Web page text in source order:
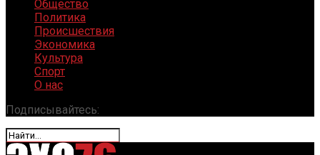
Общество
Политика
Происшествия
Экономика
Культура
Спорт
О нас
Подписывайтесь: